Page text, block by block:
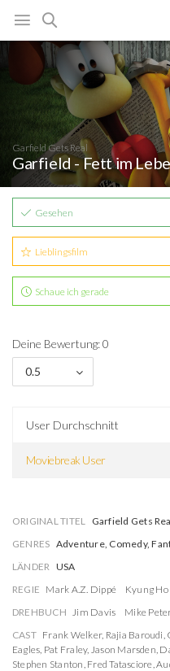
Garfield Gets Real
Garfield - Fett im
Gesehen
Lieblingsfilm
Schaue ich gerade
Deine Bewertung: 0
0.5
User Durchschnitt
Moviebreak User
ORIGINAL TITEL Garfield Gets
GENRES Adventure, Comedy,
LÄNDER USA
REGIE Mark A.Z. Dippé
Kyung Ho
DREHBUCH Jim Davis Mike
CAST Frank Welker, Rajia Baroudi,
Eagles, Pat Fraley, Jason Marsden,
Stephen Stanton, Fred Tatasciore,